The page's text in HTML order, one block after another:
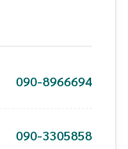
090-8966694
090-3305858